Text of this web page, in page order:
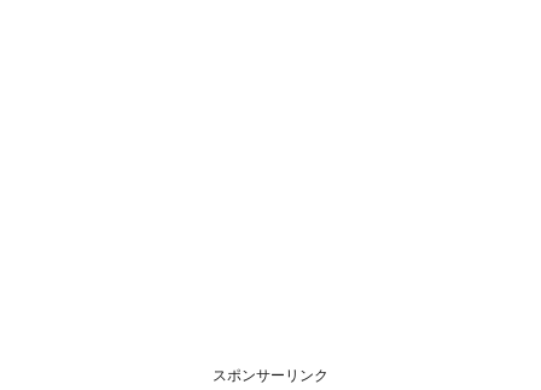
スポンサーリンク